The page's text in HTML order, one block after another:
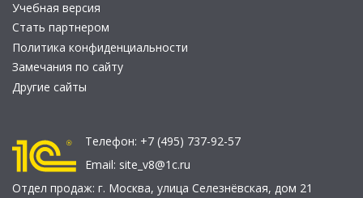
Учебная версия
Стать партнером
Политика конфиденциальности
Замечания по сайту
Другие сайты
Телефон: +7 (495) 737-92-57
Email: site_v8@1c.ru
Отдел продаж: г. Москва, улица Селезнёвская, дом 21